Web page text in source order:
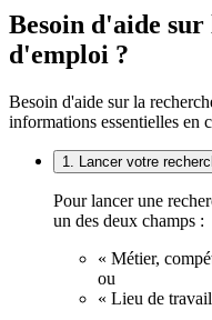
Besoin d'aide
d'emploi ?
Besoin d'aide sur la
informations essentielles en
1. Lancer votre
Pour lancer une
un des deux champs :
« Métier,
ou
« Lieu de